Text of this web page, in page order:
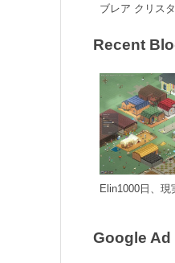
ブレア クリス
Recent
Elin1000日、現
Google Ad